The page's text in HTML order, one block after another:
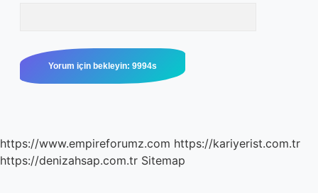
https://www.empireforumz.com https://kariyerist.com.tr
https://denizahsap.com.tr Sitemap